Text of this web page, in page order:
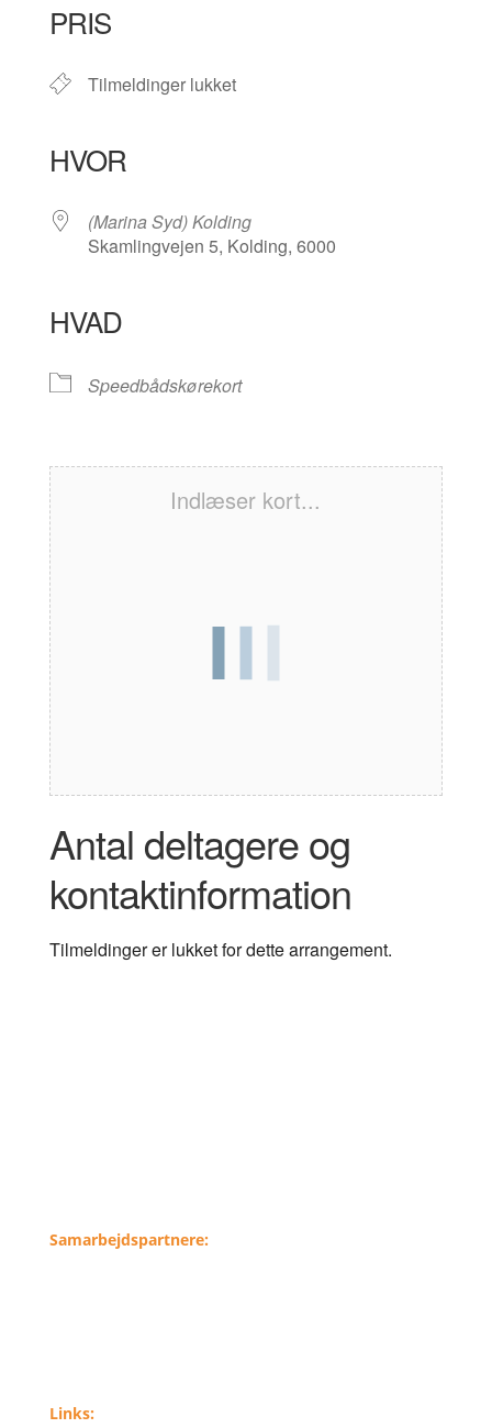
PRIS
Tilmeldinger lukket
HVOR
(Marina Syd) Kolding
Skamlingvejen 5, Kolding, 6000
HVAD
Speedbådskørekort
Indlæser kort...
Antal deltagere og
kontaktinformation
Tilmeldinger er lukket for dette arrangement.
Samarbejdspartnere:
Links: